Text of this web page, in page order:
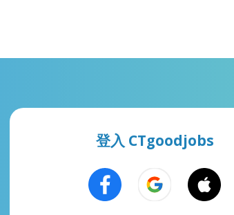
登入 CTgoodjobs